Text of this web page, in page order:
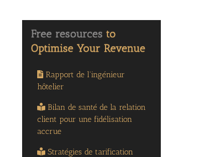
Rapport de l'ingénieur
hôtelier
Bilan de santé de la relation
client pour une fidélisation
accrue
Stratégies de tarification